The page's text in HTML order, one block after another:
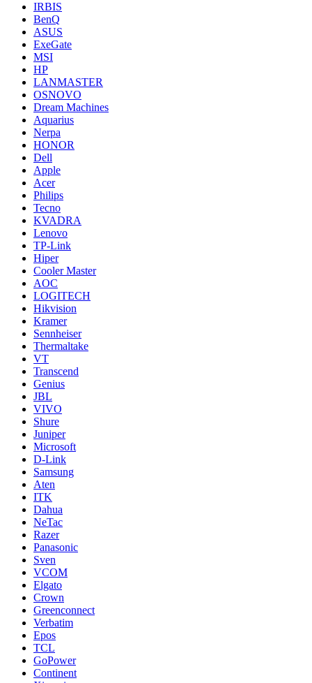
IRBIS
BenQ
ASUS
ExeGate
MSI
HP
LANMASTER
OSNOVO
Dream Machines
Aquarius
Nerpa
HONOR
Dell
Apple
Acer
Philips
Tecno
KVADRA
Lenovo
TP-Link
Hiper
Cooler Master
AOC
LOGITECH
Hikvision
Kramer
Sennheiser
Thermaltake
VT
Transcend
Genius
JBL
VIVO
Shure
Juniper
Microsoft
D-Link
Samsung
Aten
ITK
Dahua
NeTac
Razer
Panasonic
Sven
VCOM
Elgato
Crown
Greenconnect
Verbatim
Epos
TCL
GoPower
Continent